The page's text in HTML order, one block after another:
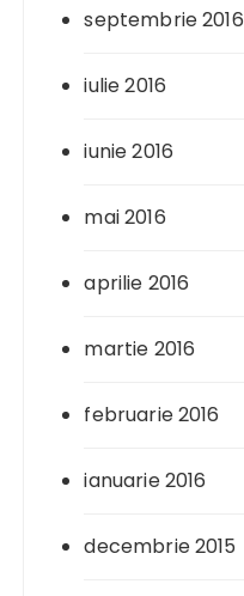
septembrie 2016
iulie 2016
iunie 2016
mai 2016
aprilie 2016
martie 2016
februarie 2016
ianuarie 2016
decembrie 2015